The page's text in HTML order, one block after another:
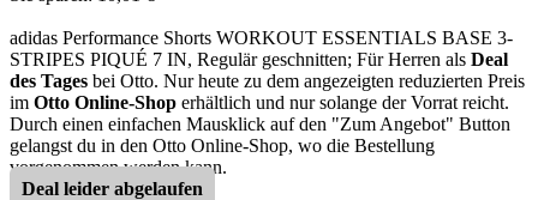
adidas Performance Shorts WORKOUT ESSENTIALS BASE 3-
STRIPES PIQUÉ 7 IN, Regulär geschnitten; Für Herren als Deal
des Tages bei Otto. Nur heute zu dem angezeigten reduzierten Preis
im Otto Online-Shop erhältlich und nur solange der Vorrat reicht.
Durch einen einfachen Mausklick auf den "Zum Angebot" Button
gelangst du in den Otto Online-Shop, wo die Bestellung
vorgenommen werden kann.
Deal leider abgelaufen